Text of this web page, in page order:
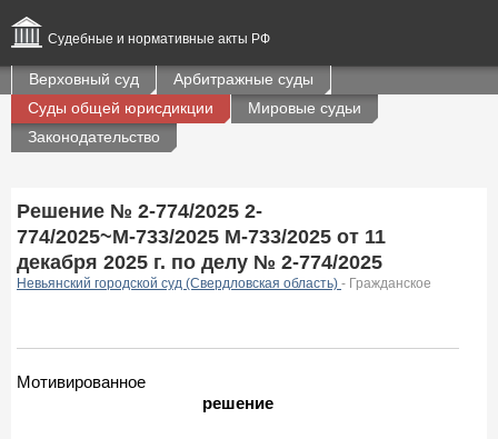
Судебные и нормативные акты РФ
Верховный суд
Арбитражные суды
Суды общей юрисдикции
Мировые судьи
Законодательство
Решение № 2-774/2025 2-
774/2025~М-733/2025 М-733/2025 от 11
декабря 2025 г. по делу № 2-774/2025
Невьянский городской суд (Свердловская область) - Гражданское
Мотивированное
решение